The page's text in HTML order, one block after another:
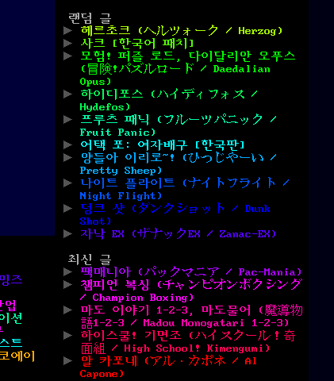
즈
업
션
트
에이
랜덤 글
헤르초크 (ヘルツォーク / Herzog)
사크 [한국어 패치]
모험! 퍼즐 로드, 다이달리안 오푸스
(冒険!パズルロード / Daedalian
Opus)
하이디포스 (ハイディフォス /
Hydefos)
프루츠 패닉 (フルーツパニック /
Fruit Panic)
어택 포: 여자배구 [한국판]
양들아 이리로~! (ひつじやーい /
Pretty Sheep)
나이트 플라이트 (ナイトフライト /
Night Flight)
덩크 샷 (ダンクショット / Dunk
Shot)
자낙 EX (ザナックEX / Zanac-EX)
최신 글
팩매니아 (パックマニア / Pac-Mania)
챔피언 복싱 (チャンピオンボクシング
/ Champion Boxing)
마도 이야기 1-2-3, 마도물어 (魔導物
語1-2-3 / Madou Monogatari 1-2-3)
하이스쿨! 기면조 (ハイスクール！奇
面組 / High School! Kimengumi)
알 카포네 (アル・カポネ / Al
Capone)